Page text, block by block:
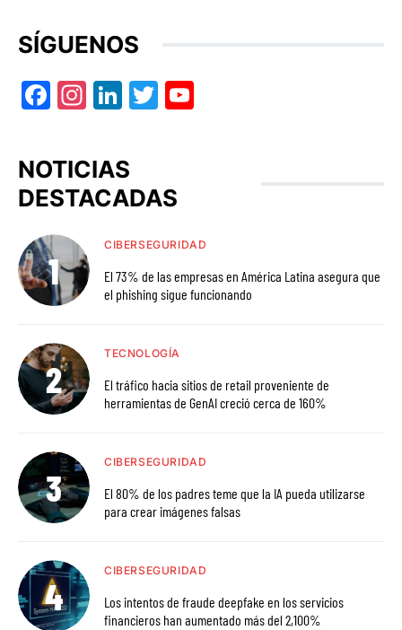
SÍGUENOS
Facebook
Instagram
LinkedIn
Twitter
NOTICIAS
DESTACADAS
CIBERSEGURIDAD
El 73% de las empresas en América Latina asegura que
el phishing sigue funcionando
TECNOLOGÍA
El tráfico hacia sitios de retail proveniente de
herramientas de GenAI creció cerca de 160%
CIBERSEGURIDAD
El 80% de los padres teme que la IA pueda utilizarse
para crear imágenes falsas
CIBERSEGURIDAD
Los intentos de fraude deepfake en los servicios
financieros han aumentado más del 2,100%